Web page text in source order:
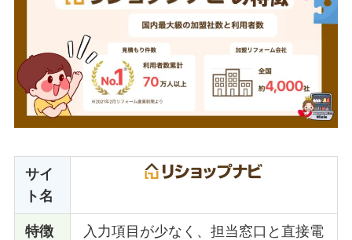
サイ
ト名
特徴
入力項目が少なく、担当窓口と直接電